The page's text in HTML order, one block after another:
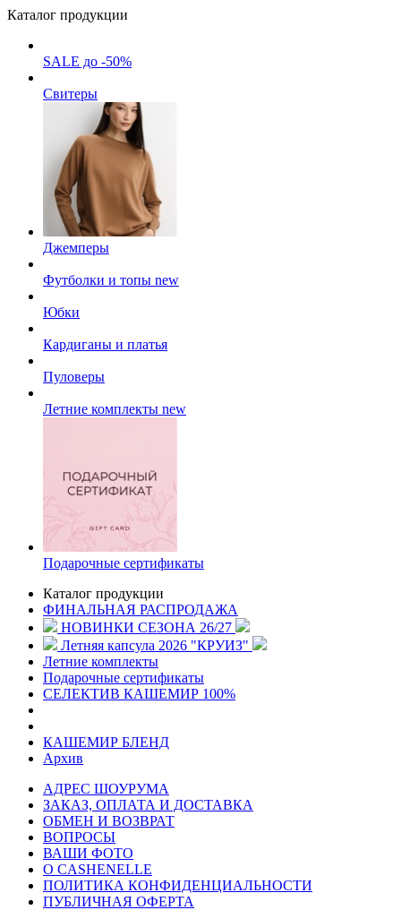
Каталог продукции
SALE до -50%
Свитеры
Джемперы
Футболки и топы new
Юбки
Кардиганы и платья
Пуловеры
Летние комплекты new
Подарочные сертификаты
Каталог продукции
ФИНАЛЬНАЯ РАСПРОДАЖА
НОВИНКИ СЕЗОНА 26/27
Летняя капсула 2026 "КРУИЗ"
Летние комплекты
Подарочные сертификаты
СЕЛЕКТИВ КАШЕМИР 100%
КАШЕМИР БЛЕНД
Архив
АДРЕС ШОУРУМА
ЗАКАЗ, ОПЛАТА И ДОСТАВКА
ОБМЕН И ВОЗВРАТ
ВОПРОСЫ
ВАШИ ФОТО
О CASHENELLE
ПОЛИТИКА КОНФИДЕНЦИАЛЬНОСТИ
ПУБЛИЧНАЯ ОФЕРТА